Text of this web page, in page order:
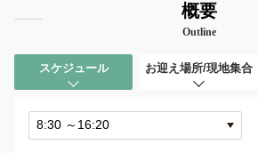
概要
Outline
スケジュール お迎え場所/現地集合